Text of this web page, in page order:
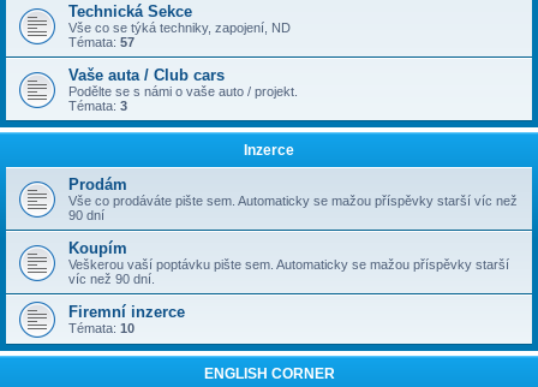
Technická Sekce
Vše co se týká techniky, zapojení, ND
Témata: 57
Vaše auta / Club cars
Podělte se s námi o vaše auto / projekt.
Témata: 3
Inzerce
Prodám
Vše co prodáváte pište sem. Automaticky se mažou příspěvky starší víc než
90 dní
Koupím
Veškerou vaší poptávku pište sem. Automaticky se mažou příspěvky starší
víc než 90 dní.
Firemní inzerce
Témata: 10
ENGLISH CORNER